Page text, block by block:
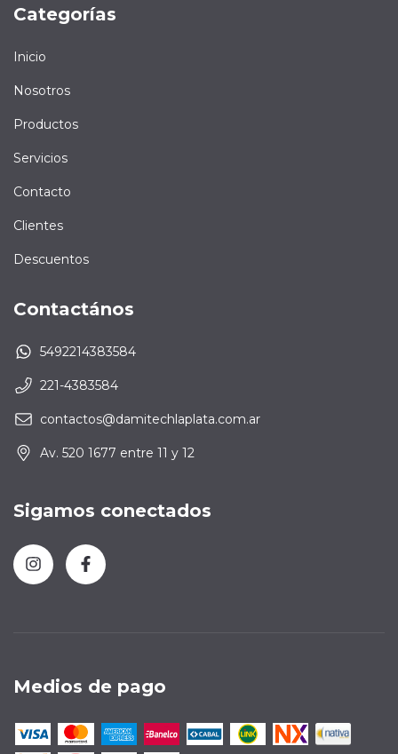
Categorías
Inicio
Nosotros
Productos
Servicios
Contacto
Clientes
Descuentos
Contactános
5492214383584
221-4383584
contactos@damitechlaplata.com.ar
Av. 520 1677 entre 11 y 12
Sigamos conectados
Medios de pago